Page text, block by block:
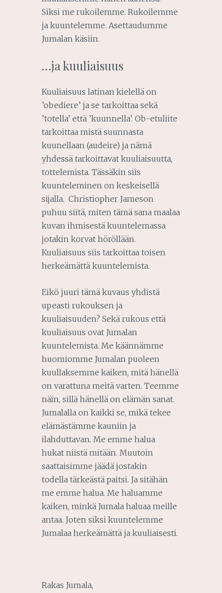
Siksi me rukoilemme. Rukoilemme
ja kuuntelemme. Asettaudumme
Jumalan käsiin.
…ja kuuliaisuus
Kuuliaisuus latinan kielellä on
’obediere’ ja se tarkoittaa sekä
’totella’ että ’kuunnella’. Ob-etuliite
tarkoittaa mistä suunnasta
kuunellaan (audeire) ja nämä
yhdessä tarkoittavat kuuliaisuutta,
tottelemista. Tässäkin siis
kuunteleminen on keskeisellä
sijalla. Christiopher Jameson
puhuu siitä, miten tämä sana maalaa
kuvan ihmisestä kuuntelemassa
jotakin korvat höröllään.
Kuuliaisuus siis tarkoittaa toisen
herkeämättä kuuntelemista.
Eikö juuri tämä kuvaus yhdistä
upeasti rukouksen ja
kuuliaisuuden? Sekä rukous että
kuuliaisuus ovat Jumalan
kuuntelemista. Me käännämme
huomiomme Jumalan puoleen
kuullaksemme kaiken, mitä hänellä
on varattuna meitä varten. Teemme
näin, sillä hänellä on elämän sanat.
Jumalalla on kaikki se, mikä tekee
elämästämme kauniin ja
ilahduttavan. Me emme halua
hukat niistä mitään. Muutoin
saattaisimme jäädä jostakin
todella tärkeästä paitsi. Ja sitähän
me emme halua. Me haluamme
kaiken, minkä Jumala haluaa meille
antaa. Joten siksi kuuntelemme
Jumalaa herkeämättä ja kuuliaisesti.
Rakas Jumala,